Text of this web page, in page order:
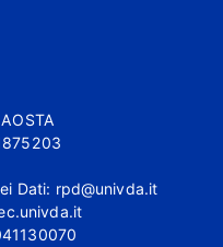
Dati: rpd@univda.it